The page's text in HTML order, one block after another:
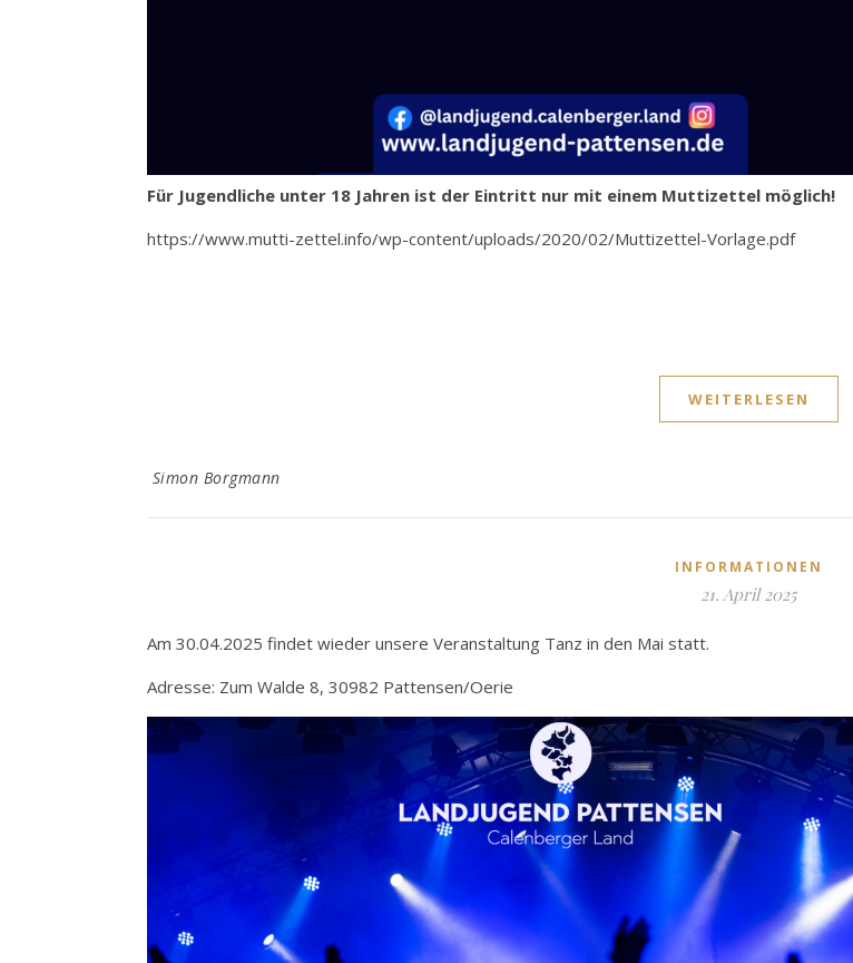
Für Jugendliche unter 18 Jahren ist der Eintritt nur mit einem Muttizettel möglich!
https://www.mutti-zettel.info/wp-content/uploads/2020/02/Muttizettel-Vorlage.pdf
WEITERLESEN
Simon Borgmann
INFORMATIONEN
21. April 2025
Am 30.04.2025 findet wieder unsere Veranstaltung Tanz in den Mai statt.
Adresse: Zum Walde 8, 30982 Pattensen/Oerie